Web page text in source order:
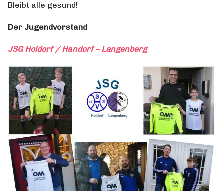
Bleibt alle gesund!
Der Jugendvorstand
JSG Holdorf / Handorf – Langenberg